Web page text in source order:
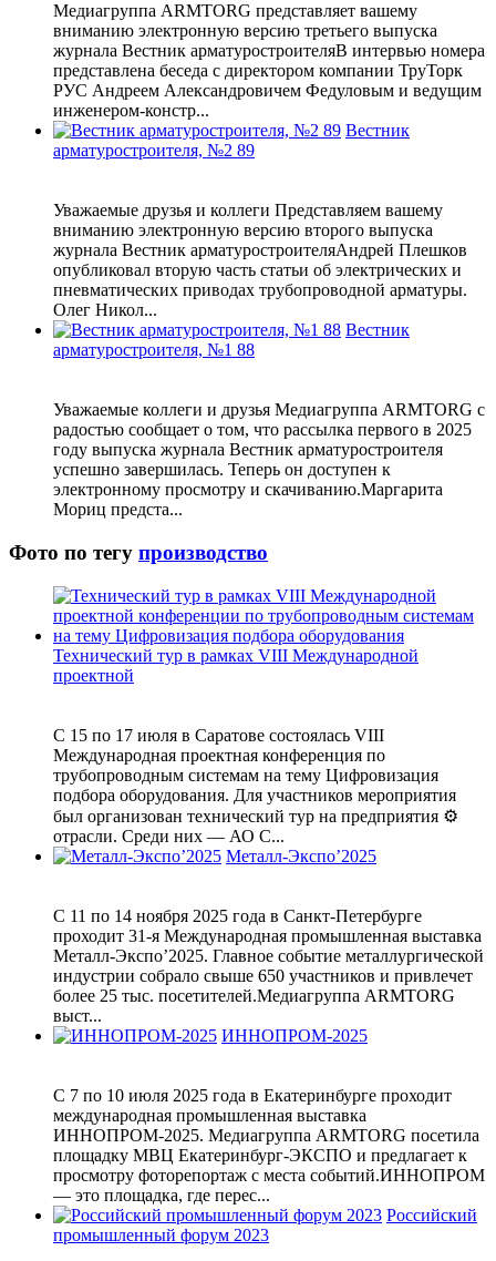
Медиагруппа ARMTORG представляет вашему
вниманию электронную версию третьего выпуска
журнала Вестник арматуростроителяВ интервью номера
представлена беседа с директором компании ТруТорк
РУС Андреем Александровичем Федуловым и ведущим
инженером-констр...
Вестник
арматуростроителя, №2 89
Уважаемые друзья и коллеги Представляем вашему
вниманию электронную версию второго выпуска
журнала Вестник арматуростроителяАндрей Плешков
опубликовал вторую часть статьи об электрических и
пневматических приводах трубопроводной арматуры.
Олег Никол...
Вестник
арматуростроителя, №1 88
Уважаемые коллеги и друзья Медиагруппа ARMTORG с
радостью сообщает о том, что рассылка первого в 2025
году выпуска журнала Вестник арматуростроителя
успешно завершилась. Теперь он доступен к
электронному просмотру и скачиванию.Маргарита
Мориц предста...
Фото по тегу производство
Технический тур в рамках VIII Международной
проектной
С 15 по 17 июля в Саратове состоялась VIII
Международная проектная конференция по
трубопроводным системам на тему Цифровизация
подбора оборудования. Для участников мероприятия
был организован технический тур на предприятия ⚙
отрасли. Среди них — АО С...
Металл-Экспо’2025
С 11 по 14 ноября 2025 года в Санкт-Петербурге
проходит 31-я Международная промышленная выставка
Металл-Экспо’2025. Главное событие металлургической
индустрии собрало свыше 650 участников и привлечет
более 25 тыс. посетителей.Медиагруппа ARMTORG
выст...
ИННОПРОМ-2025
С 7 по 10 июля 2025 года в Екатеринбурге проходит
международная промышленная выставка
ИННОПРОМ-2025. Медиагруппа ARMTORG посетила
площадку МВЦ Екатеринбург-ЭКСПО и предлагает к
просмотру фоторепортаж с места событий.ИННОПРОМ
— это площадка, где перес...
Российский
промышленный форум 2023